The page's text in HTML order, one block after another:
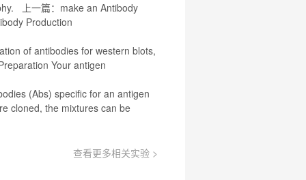
上一篇：make an Antibody
Production
of antibodies for western blots,
Your antigen
(Abs) specific for an antigen
cloned, the mixtures can be
查看更多相关实验 >